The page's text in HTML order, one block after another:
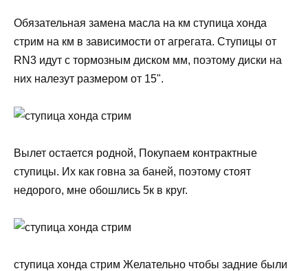
Обязательная замена масла на км ступица хонда
стрим на км в зависимости от агрегата. Ступицы от
RN3 идут с тормозным диском мм, поэтому диски на
них налезут размером от 15".
Вылет остается родной, Покупаем контрактные
ступицы. Их как говна за баней, поэтому стоят
недорого, мне обошлись 5к в круг.
ступица хонда стрим Желательно чтобы задние были